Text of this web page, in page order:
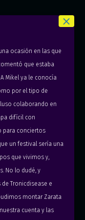
Archivo
Archivo
Sonoro
Sala DINK – Madrid
as Willlive
DJ
designed by tronicdisease
ocasión en las que
que estaba
Mikel ya le conocía
por el tipo de
colaborando en
difícil con
para conciertos
un festival sería una
que vivimos y,
No lo dudé, y
Tronicdisease e
montar Zarata
cuenta y las
×